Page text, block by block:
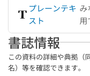
プレーンテキ
スト
用
書誌情報
この資料の詳細や典拠（
名）等を確認できます。